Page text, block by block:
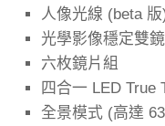
人像光線 (beta 版
光學影像穩定雙
六枚鏡片組
四合一 LED True
全景模式 (高達